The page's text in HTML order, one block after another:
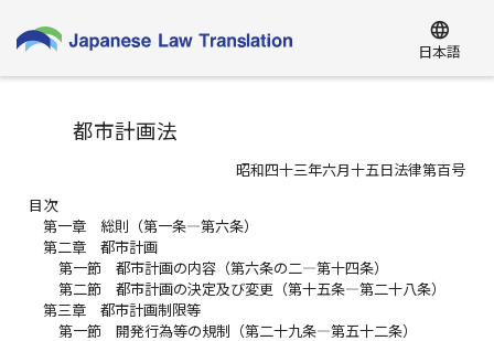
language
日本語
都市計画法
昭和四十三年六月十五日法律第百号
目次
第一章 総則（第一条―第六条）
第二章 都市計画
第一節 都市計画の内容（第六条の二―第十四条）
第二節 都市計画の決定及び変更（第十五条―第二十八条）
第三章 都市計画制限等
第一節 開発行為等の規制（第二十九条―第五十二条）